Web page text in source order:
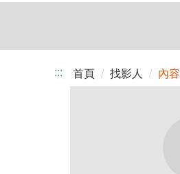
::: 首頁 找影人 內容